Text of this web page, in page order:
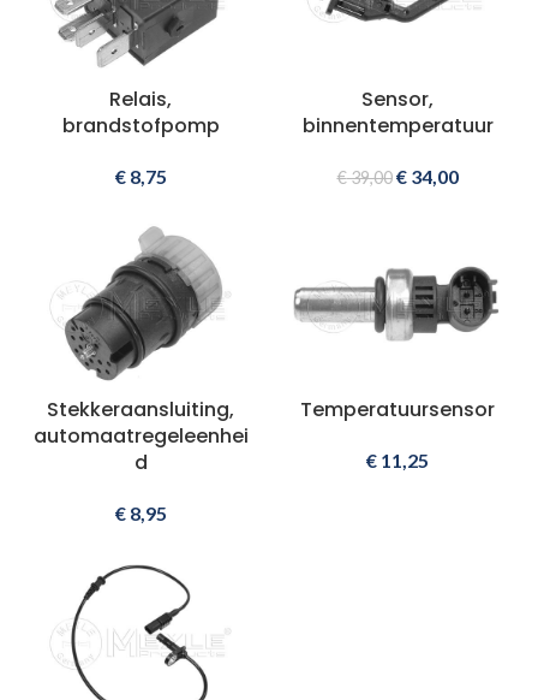
Relais,
brandstofpomp
€8,75
Sensor,
binnentemperatuur
€39,00 €34,00
Stekkeraansluiting,
automaatregeleenhei
d
€8,95
Temperatuursensor
€ 11,25